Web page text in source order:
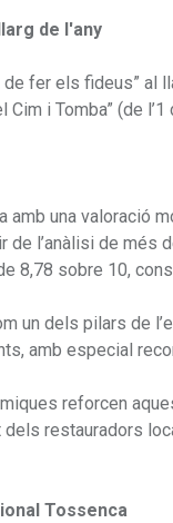
de l'any
fer els fideus” al
i Tomba” (de
amb una valoració
de l’anàlisi de
8,78 sobre 10,
un dels pilars de
amb especial
reforcen
restauradors
Tossenca